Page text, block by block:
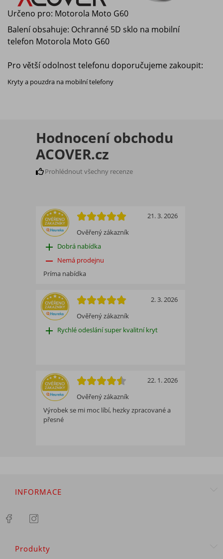
Určeno pro: Motorola Moto G60
Balení obsahuje: Ochranné 5D sklo na mobilní
telefon Motorola Moto G60
Pro větší odolnost telefonu doporučujeme zakoupit:
Kryty a pouzdra na mobilní telefony
Hodnocení obchodu
ACOVER.cz
Prohlédnout všechny recenze
Ověřený zákazník
21. 3. 2026
add Dobrá nabídka
remove Nemá prodejnu
Príma nabídka
Ověřený zákazník
2. 3. 2026
add Rychlé odeslání super kvalitní kryt
Ověřený zákazník
22. 1. 2026
Výrobek se mi moc líbí, hezky zpracované a
přesné
INFORMACE
Produkty